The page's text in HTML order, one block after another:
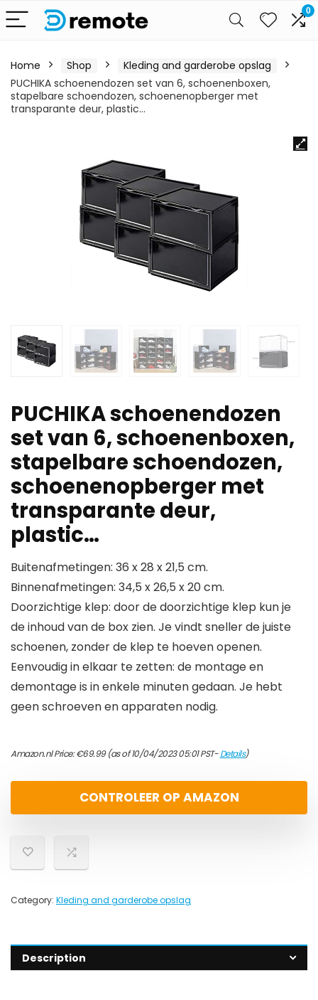
0
Home Shop
Kleding and garderobe opslag
PUCHIKA schoenendozen set van 6, schoenenboxen,
stapelbare schoendozen, schoenenopberger met
transparante deur, plastic…
PUCHIKA schoenendozen
set van 6, schoenenboxen,
stapelbare schoendozen,
schoenenopberger met
transparante deur,
plastic…
Buitenafmetingen: 36 x 28 x 21,5 cm.
Binnenafmetingen: 34,5 x 26,5 x 20 cm.
Doorzichtige klep: door de doorzichtige klep kun je
de inhoud van de box zien. Je vindt sneller de juiste
schoenen, zonder de klep te hoeven openen.
Eenvoudig in elkaar te zetten: de montage en
demontage is in enkele minuten gedaan. Je hebt
geen schroeven en apparaten nodig.
Amazon.nl Price:€69.99(as of 10/04/2023 05:01 PST-Details)
CONTROLEER OP AMAZON
Category: Kleding and garderobe opslag
Description